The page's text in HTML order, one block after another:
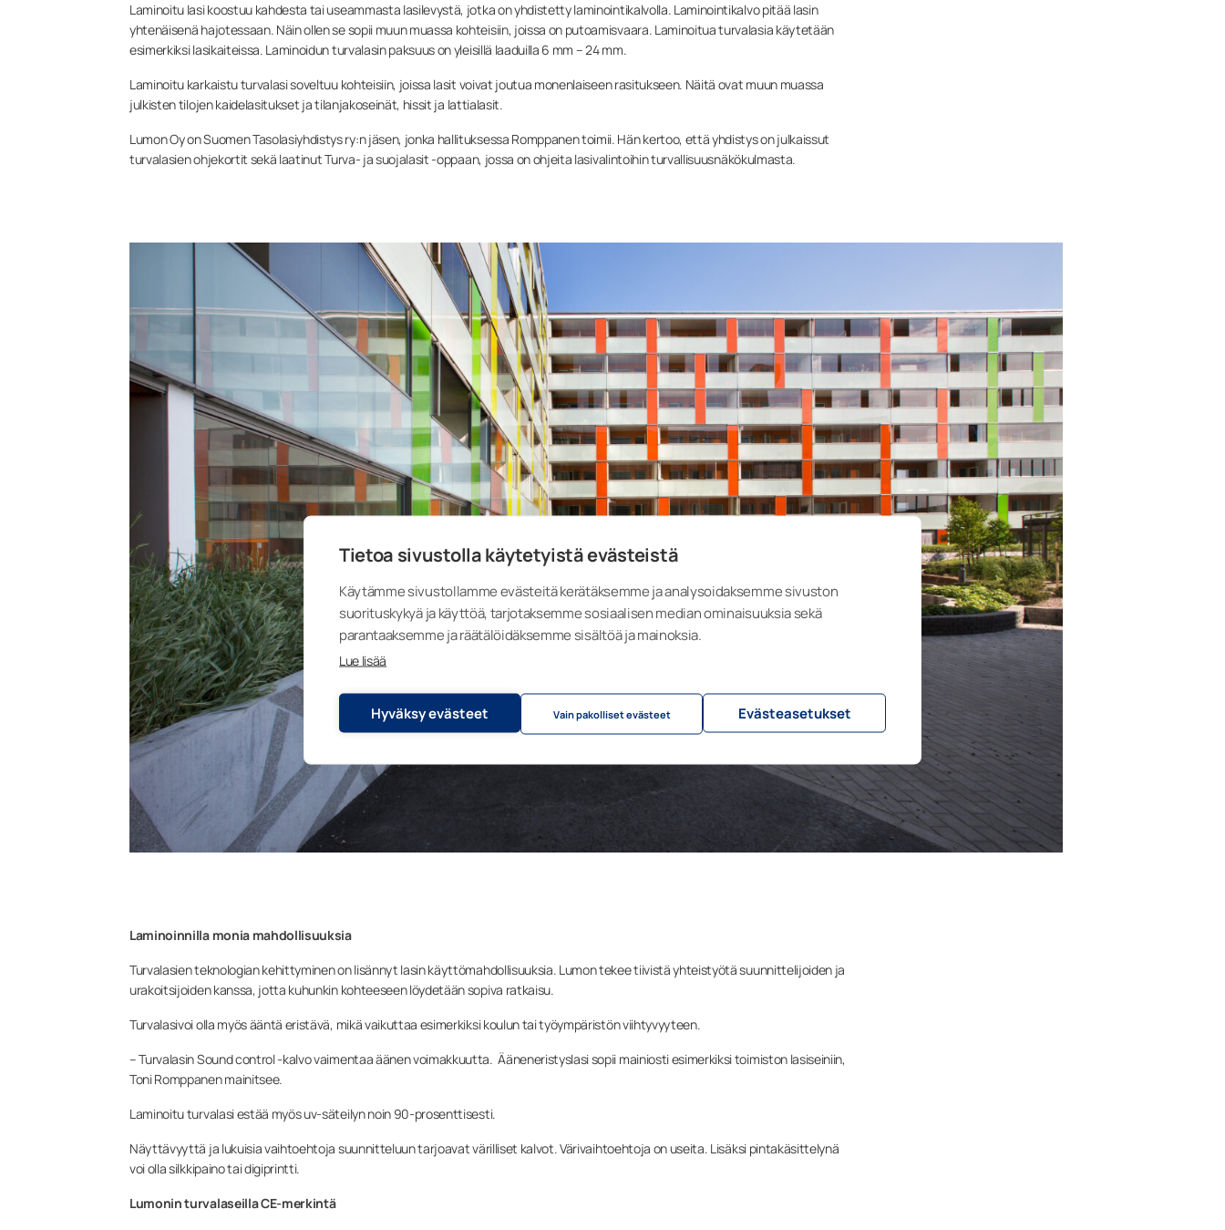
Tietoa sivustolla käytetyistä evästeistä
Käytämme sivustollamme evästeitä kerätäksemme ja analysoidaksemme sivuston
suorituskykyä ja käyttöä, tarjotaksemme sosiaalisen median ominaisuuksia sekä
parantaaksemme ja räätälöidäksemme sisältöä ja mainoksia.
Lue lisää
Hyväksy evästeet Vain pakolliset evästeet Evästeasetukset
Laminoitu lasi koostuu kahdesta tai useammasta lasilevystä, jotka on yhdistetty laminointikalvolla. Laminointikalvo pitää lasin
yhtenäisenä hajotessaan. Näin ollen se sopii muun muassa kohteisiin, joissa on putoamisvaara. Laminoitua turvalasia käytetään
esimerkiksi lasikaiteissa. Laminoidun turvalasin paksuus on yleisillä laaduilla 6 mm – 24 mm.
Laminoitu karkaistu turvalasi soveltuu kohteisiin, joissa lasit voivat joutua monenlaiseen rasitukseen. Näitä ovat muun muassa
julkisten tilojen kaidelasitukset ja tilanjakoseinät, hissit ja lattialasit.
Lumon Oy on Suomen Tasolasiyhdistys ry:n jäsen, jonka hallituksessa Romppanen toimii. Hän kertoo, että yhdistys on julkaissut
turvalasien ohjekortit sekä laatinut Turva- ja suojalasit -oppaan, jossa on ohjeita lasivalintoihin turvallisuusnäkökulmasta.
Laminoinnilla monia mahdollisuuksia
Turvalasien teknologian kehittyminen on lisännyt lasin käyttömahdollisuuksia. Lumon tekee tiivistä yhteistyötä suunnittelijoiden ja
urakoitsijoiden kanssa, jotta kuhunkin kohteeseen löydetään sopiva ratkaisu.
Turvalasivoi olla myös ääntä eristävä, mikä vaikuttaa esimerkiksi koulun tai työympäristön viihtyvyyteen.
– Turvalasin Sound control -kalvo vaimentaa äänen voimakkuutta. Ääneneristyslasi sopii mainiosti esimerkiksi toimiston lasiseiniin,
Toni Romppanen mainitsee.
Laminoitu turvalasi estää myös uv-säteilyn noin 90-prosenttisesti.
Näyttävyyttä ja lukuisia vaihtoehtoja suunnitteluun tarjoavat värilliset kalvot. Värivaihtoehtoja on useita. Lisäksi pintakäsittelynä
voi olla silkkipaino tai digiprintti.
Lumonin turvalaseilla CE-merkintä